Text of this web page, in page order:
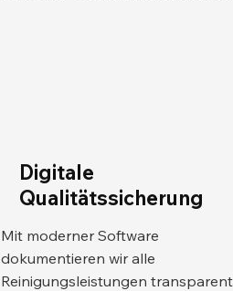
Digitale
Qualitätssicherung
Mit moderner Software
dokumentieren wir alle
Reinigungsleistungen transparent